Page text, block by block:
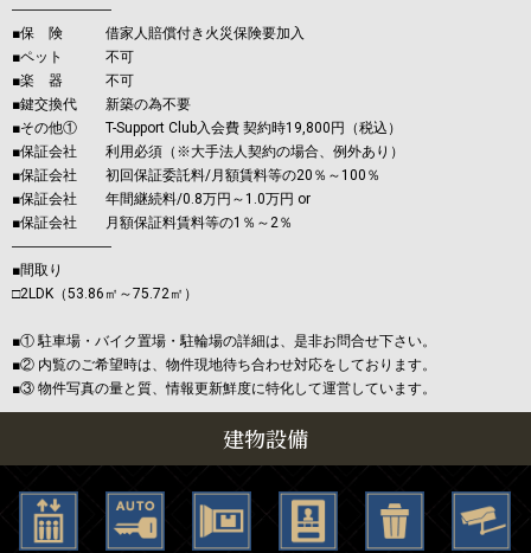
―――――――
■保 険 借家人賠償付き火災保険要加入
■ペット 不可
■楽 器 不可
■鍵交換代 新築の為不要
■その他① T-Support Club入会費 契約時19,800円（税込）
■保証会社 利用必須（※大手法人契約の場合、例外あり）
■保証会社 初回保証委託料/月額賃料等の20％～100％
■保証会社 年間継続料/0.8万円～1.0万円 or
■保証会社 月額保証料賃料等の1％～2％
―――――――
■間取り
□2LDK（53.86㎡～75.72㎡）
■① 駐車場・バイク置場・駐輪場の詳細は、是非お問合せ下さい。
■② 内覧のご希望時は、物件現地待ち合わせ対応をしております。
■③ 物件写真の量と質、情報更新鮮度に特化して運営しています。
建物設備